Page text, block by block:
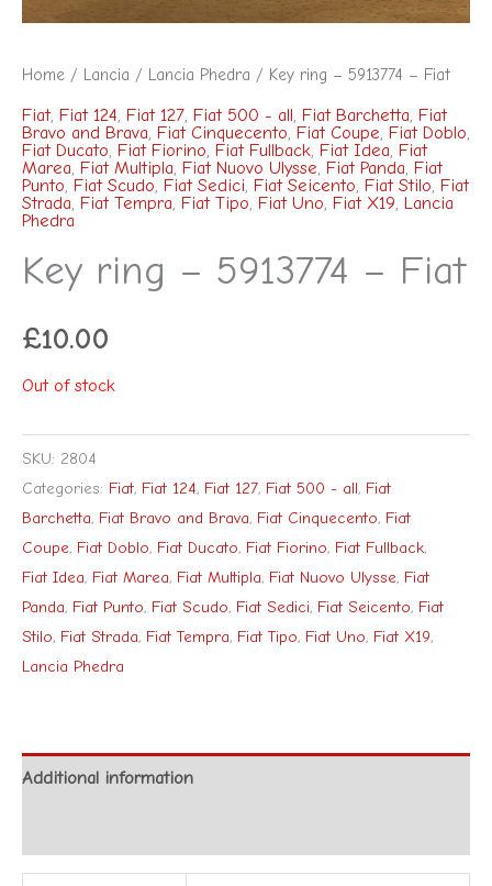
Home / Lancia / Lancia Phedra / Key ring – 5913774 – Fiat
Fiat, Fiat 124, Fiat 127, Fiat 500 - all, Fiat Barchetta, Fiat
Bravo and Brava, Fiat Cinquecento, Fiat Coupe, Fiat Doblo,
Fiat Ducato, Fiat Fiorino, Fiat Fullback, Fiat Idea, Fiat
Marea, Fiat Multipla, Fiat Nuovo Ulysse, Fiat Panda, Fiat
Punto, Fiat Scudo, Fiat Sedici, Fiat Seicento, Fiat Stilo, Fiat
Strada, Fiat Tempra, Fiat Tipo, Fiat Uno, Fiat X19, Lancia
Phedra
Key ring – 5913774 – Fiat
£10.00
Out of stock
SKU: 2804
Categories: Fiat, Fiat 124, Fiat 127, Fiat 500 - all, Fiat
Barchetta, Fiat Bravo and Brava, Fiat Cinquecento, Fiat
Coupe, Fiat Doblo, Fiat Ducato, Fiat Fiorino, Fiat Fullback,
Fiat Idea, Fiat Marea, Fiat Multipla, Fiat Nuovo Ulysse, Fiat
Panda, Fiat Punto, Fiat Scudo, Fiat Sedici, Fiat Seicento, Fiat
Stilo, Fiat Strada, Fiat Tempra, Fiat Tipo, Fiat Uno, Fiat X19,
Lancia Phedra
Additional information